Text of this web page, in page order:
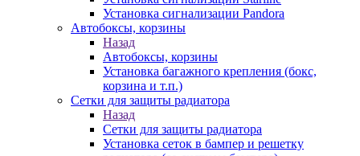
Установка сигнализации Pandora
Автобоксы, корзины
Назад
Автобоксы, корзины
Установка багажного крепления (бокс,
корзина и т.п.)
Сетки для защиты радиатора
Назад
Сетки для защиты радиатора
Установка сеток в бампер и решетку